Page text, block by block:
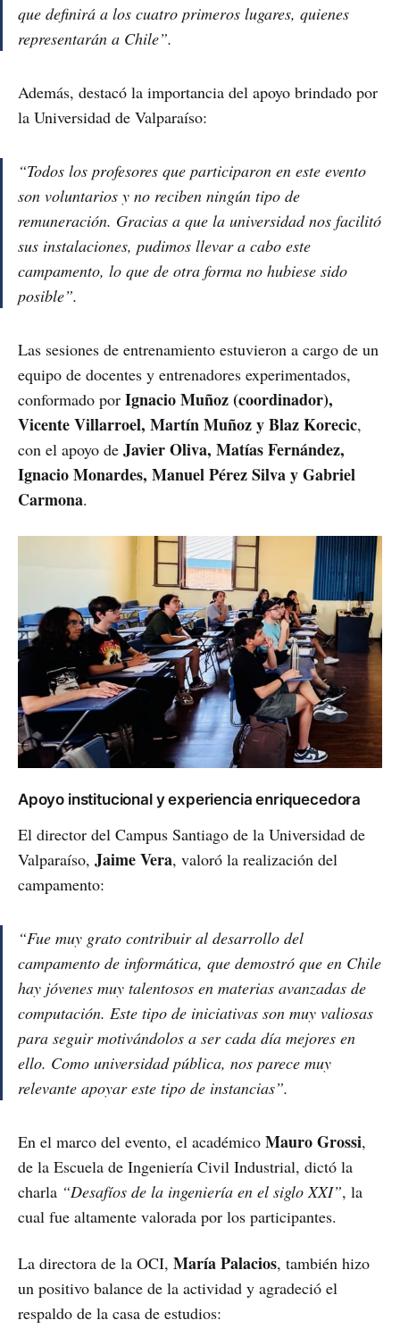
que definirá a los cuatro primeros lugares, quienes
representarán a Chile”.
Además, destacó la importancia del apoyo brindado por
la Universidad de Valparaíso:
“Todos los profesores que participaron en este evento
son voluntarios y no reciben ningún tipo de
remuneración. Gracias a que la universidad nos facilitó
sus instalaciones, pudimos llevar a cabo este
campamento, lo que de otra forma no hubiese sido
posible”.
Las sesiones de entrenamiento estuvieron a cargo de un
equipo de docentes y entrenadores experimentados,
conformado por Ignacio Muñoz (coordinador),
Vicente Villarroel, Martín Muñoz y Blaz Korecic,
con el apoyo de Javier Oliva, Matías Fernández,
Ignacio Monardes, Manuel Pérez Silva y Gabriel
Carmona.
Apoyo institucional y experiencia enriquecedora
El director del Campus Santiago de la Universidad de
Valparaíso, Jaime Vera, valoró la realización del
campamento:
“Fue muy grato contribuir al desarrollo del
campamento de informática, que demostró que en Chile
hay jóvenes muy talentosos en materias avanzadas de
computación. Este tipo de iniciativas son muy valiosas
para seguir motivándolos a ser cada día mejores en
ello. Como universidad pública, nos parece muy
relevante apoyar este tipo de instancias”.
En el marco del evento, el académico Mauro Grossi,
de la Escuela de Ingeniería Civil Industrial, dictó la
charla “Desafíos de la ingeniería en el siglo XXI”, la
cual fue altamente valorada por los participantes.
La directora de la OCI, María Palacios, también hizo
un positivo balance de la actividad y agradeció el
respaldo de la casa de estudios: